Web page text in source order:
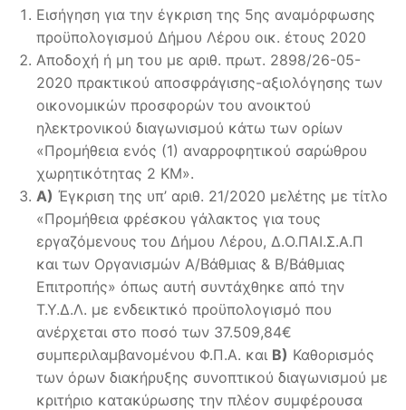
Εισήγηση για την έγκριση της 5ης αναμόρφωσης
προϋπολογισμού Δήμου Λέρου οικ. έτους 2020
Αποδοχή ή μη του με αριθ. πρωτ. 2898/26-05-
2020 πρακτικού αποσφράγισης-αξιολόγησης των
οικονομικών προσφορών του ανοικτού
ηλεκτρονικού διαγωνισμού κάτω των ορίων
«Προμήθεια ενός (1) αναρροφητικού σαρώθρου
χωρητικότητας 2 ΚΜ».
Α) Έγκριση της υπ’ αριθ. 21/2020 μελέτης με τίτλο
«Προμήθεια φρέσκου γάλακτος για τους
εργαζόμενους του Δήμου Λέρου, Δ.Ο.ΠΑΙ.Σ.Α.Π
και των Οργανισμών Α/Βάθμιας & Β/Βάθμιας
Επιτροπής» όπως αυτή συντάχθηκε από την
Τ.Υ.Δ.Λ. με ενδεικτικό προϋπολογισμό που
ανέρχεται στο ποσό των 37.509,84€
συμπεριλαμβανομένου Φ.Π.Α. και Β) Καθορισμός
των όρων διακήρυξης συνοπτικού διαγωνισμού με
κριτήριο κατακύρωσης την πλέον συμφέρουσα